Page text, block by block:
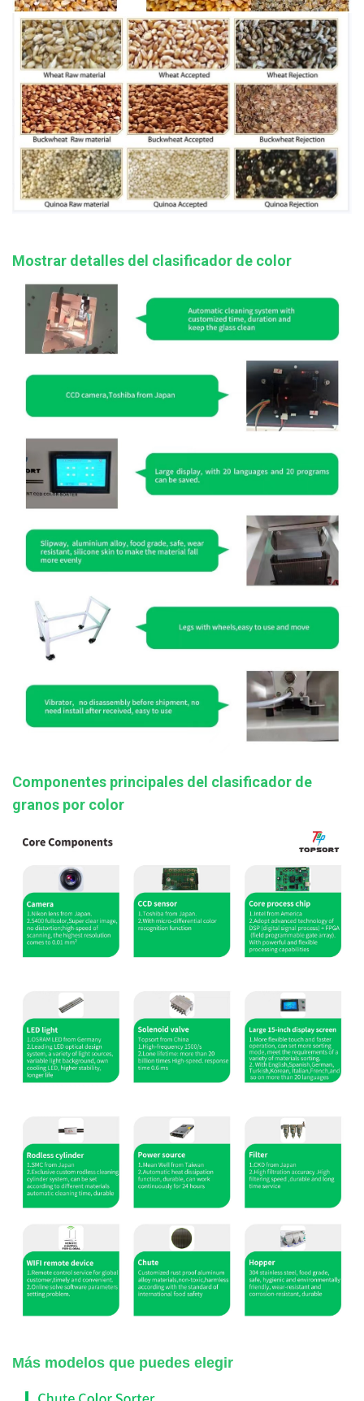
Mostrar detalles del clasificador de color
Componentes principales del clasificador de
granos por color
Más modelos que puedes elegir